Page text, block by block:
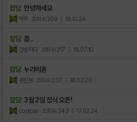
잡담 안녕하세요
먹꾸 조회수:209 | 19.10.24
잡담 흡..
건방지다 조회수:217 | 18.07.10
잡담 누라리혼
못된동 조회수:237 | 18.02.20
잡담 3월 2일 정식 오픈!
coolpas 조회수:343 | 17.02.24